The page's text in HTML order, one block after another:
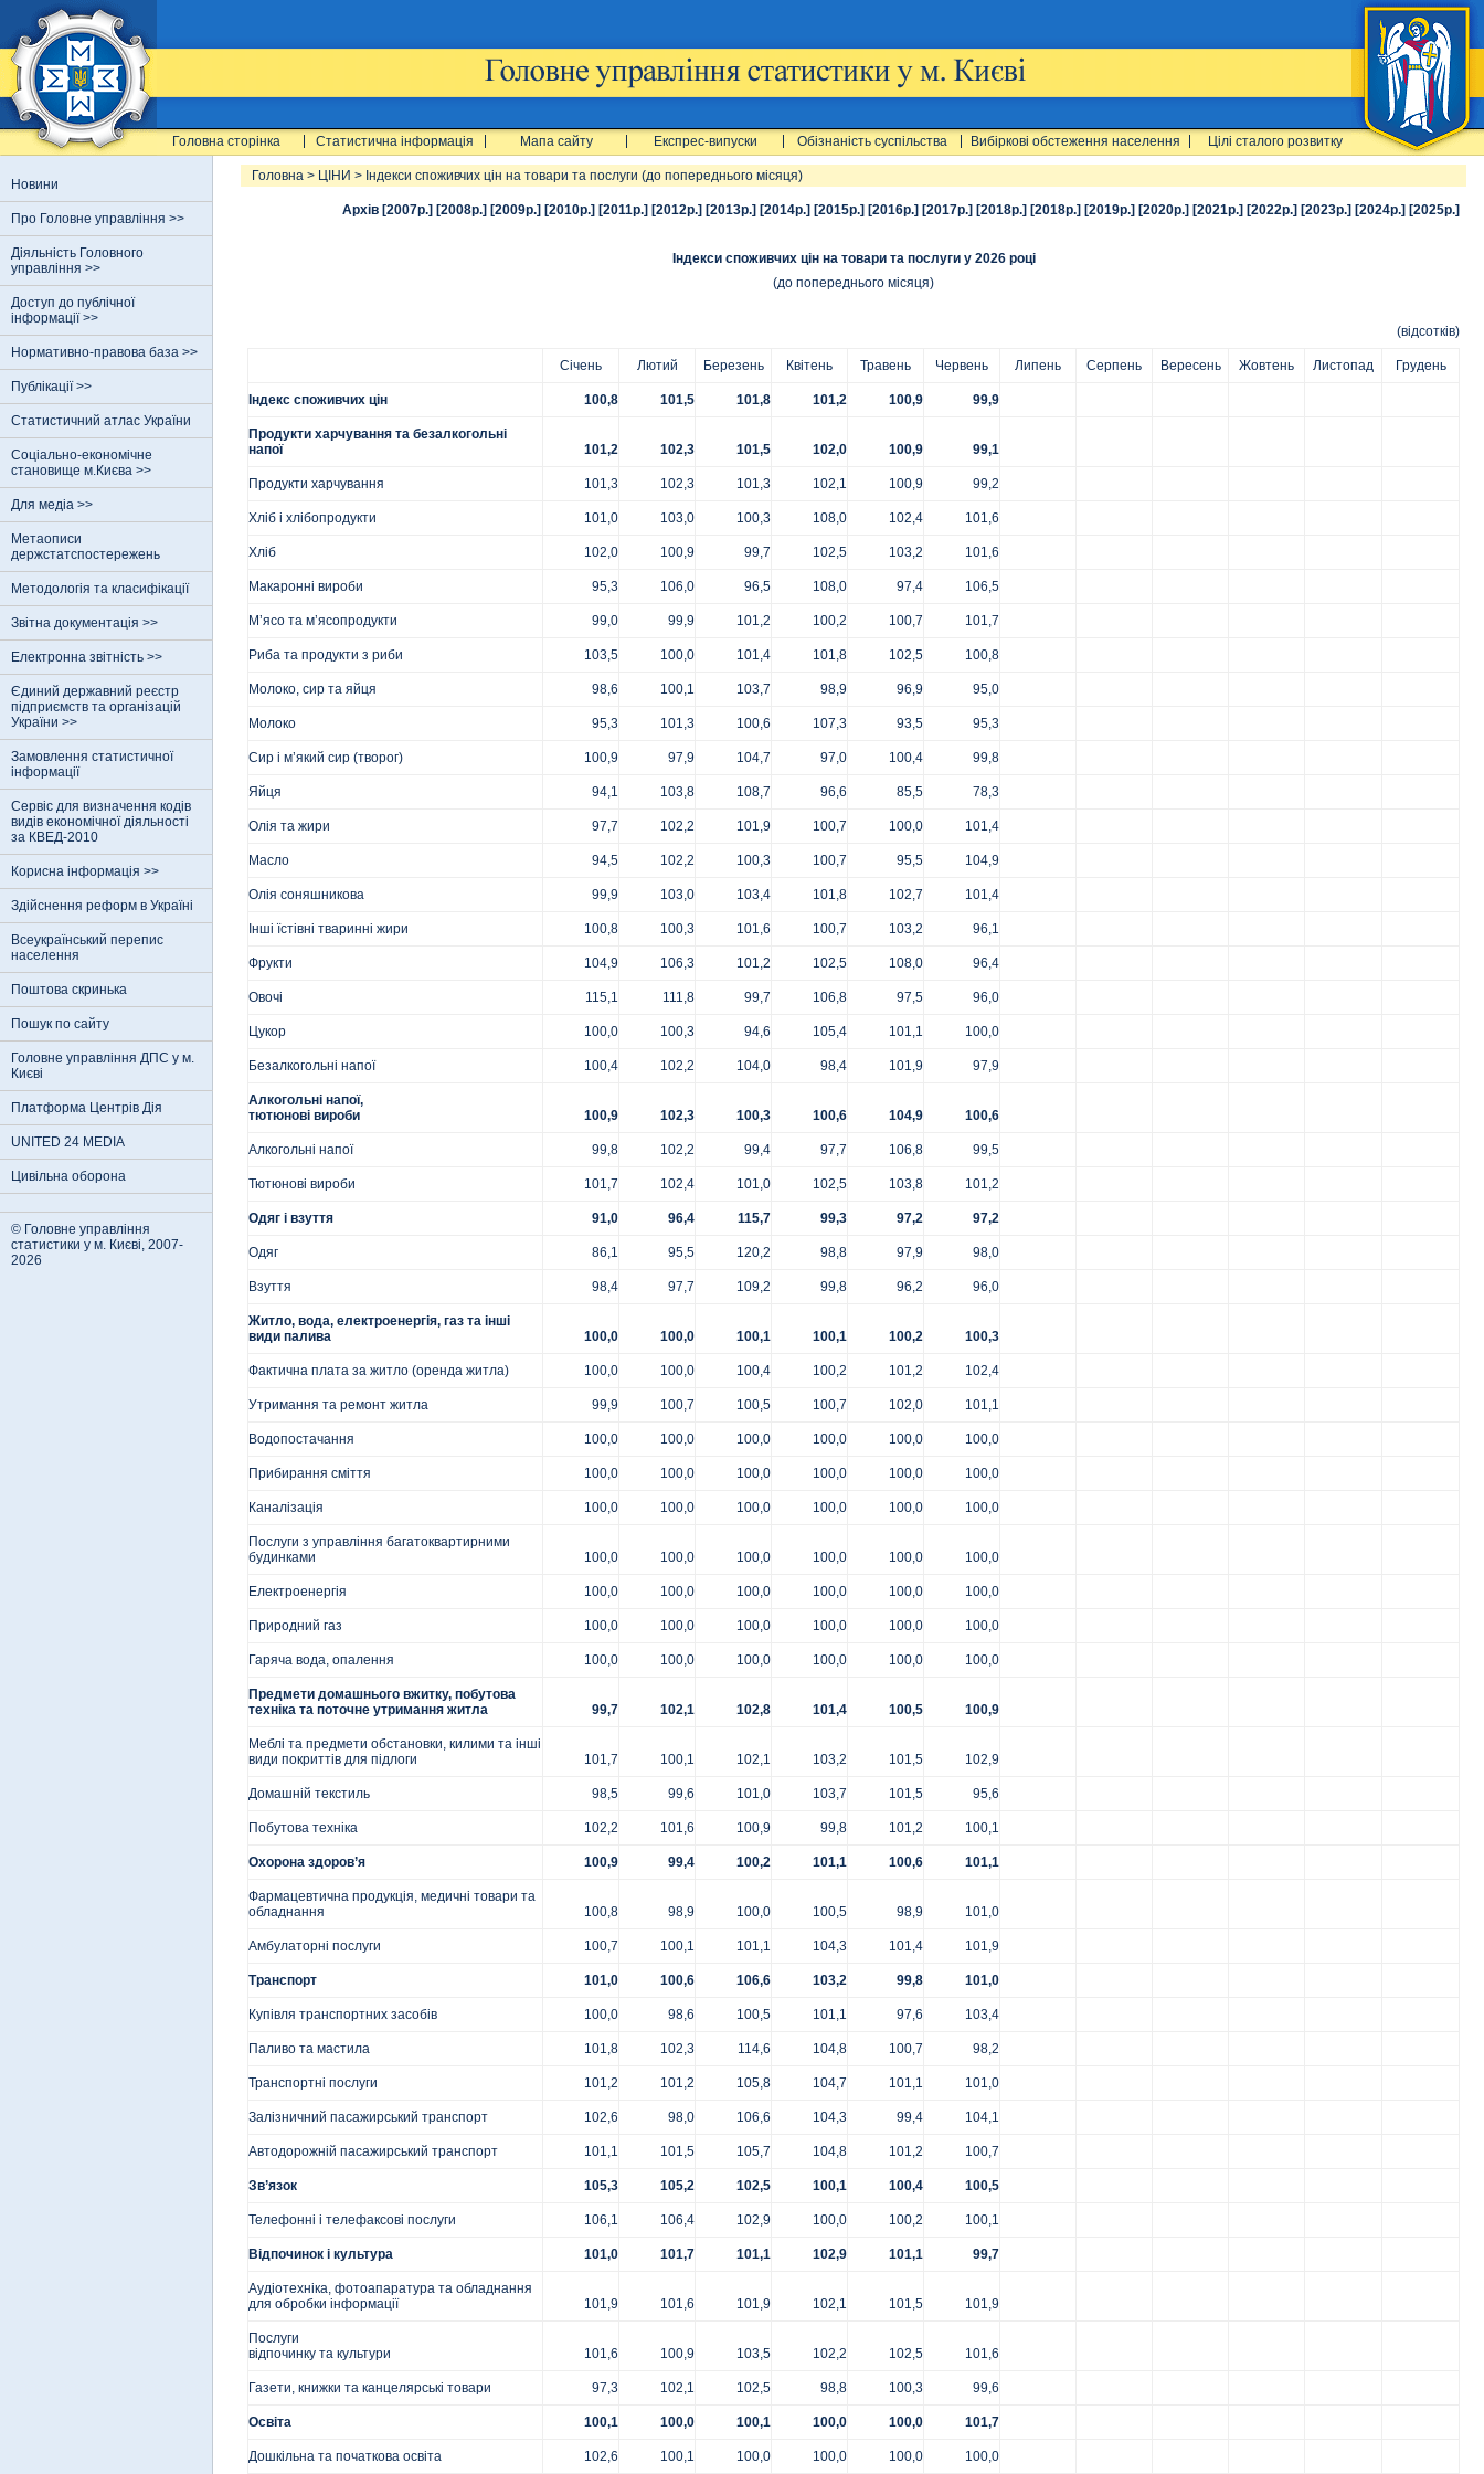
Головна сторінка Статистична інформація Мапа сайту Експрес-випуски Обізнаність суспільства Вибіркові обстеження населення Цілі сталого розвитку
Новини
Про Головне управління >>
Діяльність Головного
управління >>
Доступ до публічної
інформації >>
Нормативно-правова база >>
Публікації >>
Статистичний атлас України
Соціально-економічне
становище м.Києва >>
Для медіа >>
Метаописи
держстатспостережень
Методологія та класифікації
Звітна документація >>
Електронна звітність >>
Єдиний державний реєстр
пiдприємств та органiзацiй
України >>
Замовлення статистичної
інформації
Сервіс для визначення кодів
видів економічної діяльності
за КВЕД-2010
Корисна інформація >>
Здійснення реформ в Україні
Всеукраїнський перепис
населення
Поштова скринька
Пошук по сайту
Головне управління ДПС у м.
Києві
Платформа Центрів Дія
UNITED 24 MEDIA
Цивільна оборона
© Головне управління
статистики у м. Києві, 2007-
2026
Головна > ЦІНИ > Індекси споживчих цін на товари та послуги (до попереднього місяця)
Архів [2007р.] [2008р.] [2009р.] [2010р.] [2011р.] [2012р.] [2013р.] [2014р.] [2015р.] [2016р.] [2017р.] [2018р.] [2018р.] [2019р.] [2020р.] [2021р.] [2022р.] [2023р.] [2024р.] [2025р.]
Індекси споживчих цін на товари та послуги у 2026 році
(до попереднього місяця)
(відсотків)
Січень Лютий Березень Квітень Травень Червень Липень Серпень Вересень Жовтень Листопад Грудень
Індекс споживчих цін 100,8 101,5 101,8 101,2 100,9 99,9
Продукти харчування та безалкогольні
напої
101,2 102,3 101,5 102,0 100,9 99,1
Продукти харчування 101,3 102,3 101,3 102,1 100,9 99,2
Хліб і хлібопродукти 101,0 103,0 100,3 108,0 102,4 101,6
Хліб 102,0 100,9 99,7 102,5 103,2 101,6
Макаронні вироби 95,3 106,0 96,5 108,0 97,4 106,5
М’ясо та м’ясопродукти 99,0 99,9 101,2 100,2 100,7 101,7
Риба та продукти з риби 103,5 100,0 101,4 101,8 102,5 100,8
Молоко, сир та яйця 98,6 100,1 103,7 98,9 96,9 95,0
Молоко 95,3 101,3 100,6 107,3 93,5 95,3
Сир і м’який сир (творог) 100,9 97,9 104,7 97,0 100,4 99,8
Яйця 94,1 103,8 108,7 96,6 85,5 78,3
Олія та жири 97,7 102,2 101,9 100,7 100,0 101,4
Масло 94,5 102,2 100,3 100,7 95,5 104,9
Олія соняшникова 99,9 103,0 103,4 101,8 102,7 101,4
Інші їстівні тваринні жири 100,8 100,3 101,6 100,7 103,2 96,1
Фрукти 104,9 106,3 101,2 102,5 108,0 96,4
Овочі 115,1 111,8 99,7 106,8 97,5 96,0
Цукор 100,0 100,3 94,6 105,4 101,1 100,0
Безалкогольні напої 100,4 102,2 104,0 98,4 101,9 97,9
Алкогольні напої,
тютюнові вироби
100,9 102,3 100,3 100,6 104,9 100,6
Алкогольні напої 99,8 102,2 99,4 97,7 106,8 99,5
Тютюнові вироби 101,7 102,4 101,0 102,5 103,8 101,2
Одяг і взуття 91,0 96,4 115,7 99,3 97,2 97,2
Одяг 86,1 95,5 120,2 98,8 97,9 98,0
Взуття 98,4 97,7 109,2 99,8 96,2 96,0
Житло, вода, електроенергія, газ та інші
види палива
100,0 100,0 100,1 100,1 100,2 100,3
Фактична плата за житло (оренда житла) 100,0 100,0 100,4 100,2 101,2 102,4
Утримання та ремонт житла 99,9 100,7 100,5 100,7 102,0 101,1
Водопостачання 100,0 100,0 100,0 100,0 100,0 100,0
Прибирання сміття 100,0 100,0 100,0 100,0 100,0 100,0
Каналізація 100,0 100,0 100,0 100,0 100,0 100,0
Послуги з управління багатоквартирними
будинками
100,0 100,0 100,0 100,0 100,0 100,0
Електроенергія 100,0 100,0 100,0 100,0 100,0 100,0
Природний газ 100,0 100,0 100,0 100,0 100,0 100,0
Гаряча вода, опалення 100,0 100,0 100,0 100,0 100,0 100,0
Предмети домашнього вжитку, побутова
техніка та поточне утримання житла
99,7 102,1 102,8 101,4 100,5 100,9
Меблі та предмети обстановки, килими та інші
види покриттів для підлоги
101,7 100,1 102,1 103,2 101,5 102,9
Домашній текстиль 98,5 99,6 101,0 103,7 101,5 95,6
Побутова техніка 102,2 101,6 100,9 99,8 101,2 100,1
Охорона здоров’я 100,9 99,4 100,2 101,1 100,6 101,1
Фармацевтична продукція, медичні товари та
обладнання
100,8 98,9 100,0 100,5 98,9 101,0
Амбулаторні послуги 100,7 100,1 101,1 104,3 101,4 101,9
Транспорт 101,0 100,6 106,6 103,2 99,8 101,0
Купівля транспортних засобів 100,0 98,6 100,5 101,1 97,6 103,4
Паливо та мастила 101,8 102,3 114,6 104,8 100,7 98,2
Транспортні послуги 101,2 101,2 105,8 104,7 101,1 101,0
Залізничний пасажирський транспорт 102,6 98,0 106,6 104,3 99,4 104,1
Автодорожній пасажирський транспорт 101,1 101,5 105,7 104,8 101,2 100,7
Зв’язок 105,3 105,2 102,5 100,1 100,4 100,5
Телефонні і телефаксові послуги 106,1 106,4 102,9 100,0 100,2 100,1
Відпочинок і культура 101,0 101,7 101,1 102,9 101,1 99,7
Аудіотехніка, фотоапаратура та обладнання
для обробки інформації
101,9 101,6 101,9 102,1 101,5 101,9
Послуги
відпочинку та культури
101,6 100,9 103,5 102,2 102,5 101,6
Газети, книжки та канцелярські товари 97,3 102,1 102,5 98,8 100,3 99,6
Освіта 100,1 100,0 100,1 100,0 100,0 101,7
Дошкільна та початкова освіта 102,6 100,1 100,0 100,0 100,0 100,0